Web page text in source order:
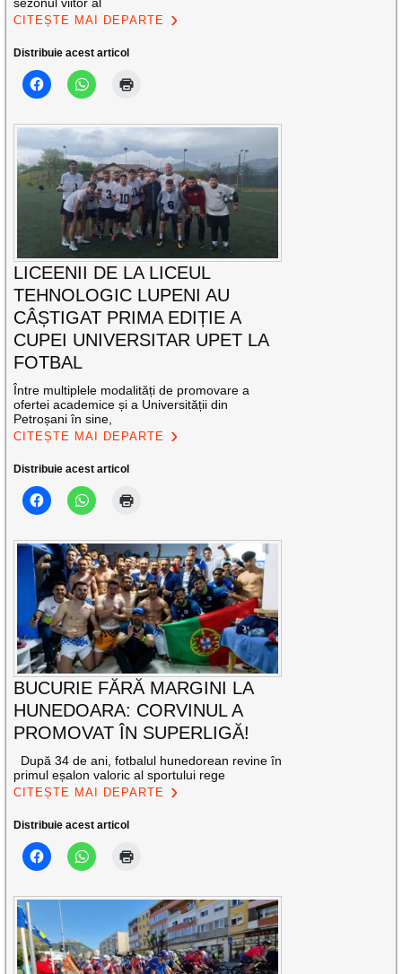
sezonul viitor al
CITEȘTE MAI DEPARTE
Distribuie acest articol
LICEENII DE LA LICEUL
TEHNOLOGIC LUPENI AU
CÂȘTIGAT PRIMA EDIȚIE A
CUPEI UNIVERSITAR UPET LA
FOTBAL
Între multiplele modalități de promovare a
ofertei academice și a Universității din
Petroșani în sine,
CITEȘTE MAI DEPARTE
Distribuie acest articol
BUCURIE FĂRĂ MARGINI LA
HUNEDOARA: CORVINUL A
PROMOVAT ÎN SUPERLIGĂ!
După 34 de ani, fotbalul hunedorean revine în
primul eșalon valoric al sportului rege
CITEȘTE MAI DEPARTE
Distribuie acest articol